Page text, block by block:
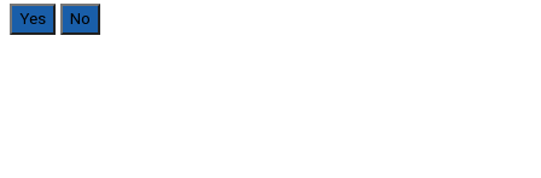
Yes No